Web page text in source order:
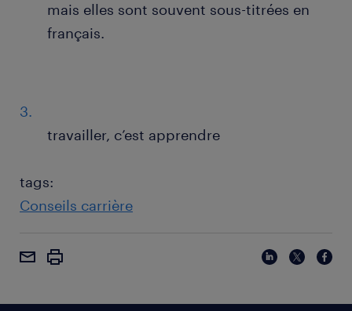
mais elles sont souvent sous-titrées en
français.
travailler, c’est apprendre
tags:
Conseils carrière